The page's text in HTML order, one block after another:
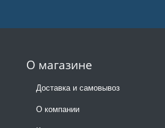
О магазине
Доставка и самовывоз
О компании